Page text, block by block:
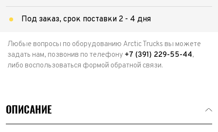
Под заказ, срок поставки 2 - 4 дня
Любые вопросы по оборудованию Arctic Trucks вы можете
задать нам, позвонив по телефону +7 (391) 229-55-44,
либо воспользоваться формой обратной связи.
ОПИСАНИЕ